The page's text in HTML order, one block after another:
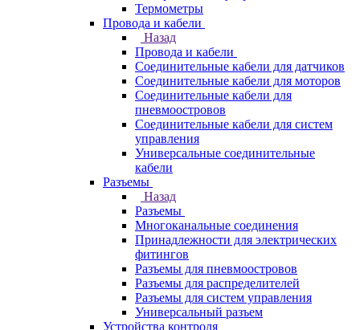
Термометры
Провода и кабели
Назад
Провода и кабели
Соединительные кабели для датчиков
Соединительные кабели для моторов
Соединительные кабели для
пневмоостровов
Соединительные кабели для систем
управления
Универсальные соединительные
кабели
Разъемы
Назад
Разъемы
Многоканальные соединения
Принадлежности для электрических
фитингов
Разъемы для пневмоостровов
Разъемы для распределителей
Разъемы для систем управления
Универсальный разъем
Устройства контроля